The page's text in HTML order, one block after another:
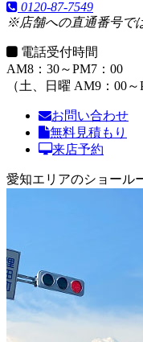
0120-87-7549
※店舗への直通番号で
電話受付時間
AM8：30～PM7：00
（土、日曜 AM9：00～
お問い合わせ
無料見積もり
来店予約
愛知エリアのショール